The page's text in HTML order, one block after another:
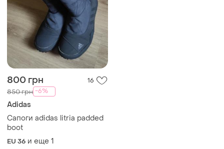
800 грн 16
850 грн -6%
Adidas
Сапоги аdidas litria padded
boot
EU 36 и еще 1